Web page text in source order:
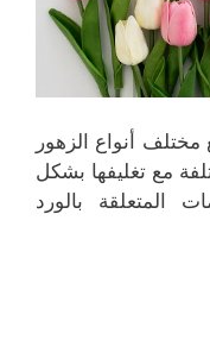
أنواع الزهور
مع تغليفها بشكل
المتعلقة بالورد